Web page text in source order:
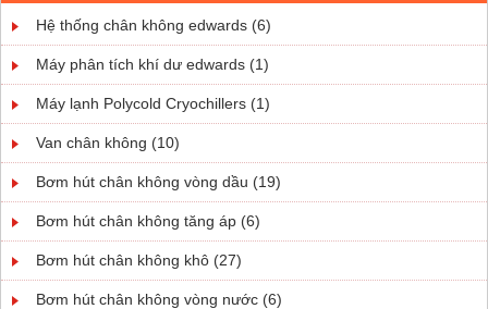
Hệ thống chân không edwards (6)
Máy phân tích khí dư edwards (1)
Máy lạnh Polycold Cryochillers (1)
Van chân không (10)
Bơm hút chân không vòng dầu (19)
Bơm hút chân không tăng áp (6)
Bơm hút chân không khô (27)
Bơm hút chân không vòng nước (6)